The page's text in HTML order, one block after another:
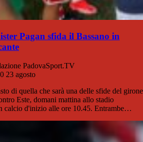
Pagan sfida il Bassano in
PadovaSport.TV
23 agosto
di quella che sarà una delle sfide del girone
Este, domani mattina allo stadio
calcio d'inizio alle ore 10.45. Entrambe…